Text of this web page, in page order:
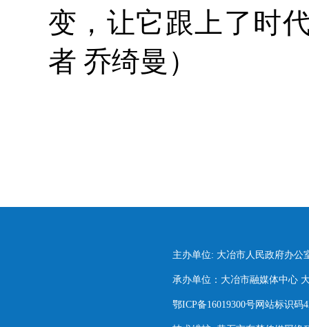
变，让它跟上了时
者 乔绮曼）
主办单位: 大冶市人民政府办公
承办单位：大冶市融媒体中心
鄂ICP备16019300号网站标识码